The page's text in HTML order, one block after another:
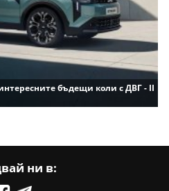
бъдещи коли с ДВГ - II
ни в: